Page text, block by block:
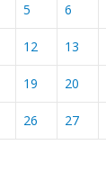
5 6
12 13
19 20
26 27